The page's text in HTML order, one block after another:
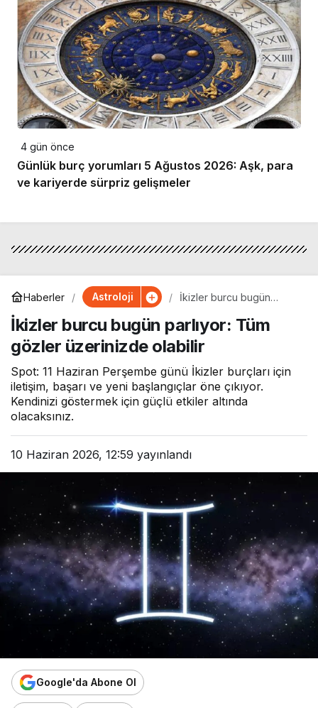
4 gün önce
Günlük burç yorumları 5 Ağustos 2026: Aşk, para
ve kariyerde sürpriz gelişmeler
Haberler Astroloji
İkizler burcu bugün
üzerinizde olabilir
İkizler burcu bugün parlıyor: Tüm
gözler üzerinizde olabilir
Spot: 11 Haziran Perşembe günü İkizler burçları için
iletişim, başarı ve yeni başlangıçlar öne çıkıyor.
Kendinizi göstermek için güçlü etkiler altında
olacaksınız.
10 Haziran 2026, 12:59 yayınlandı
Google'da Abone Ol